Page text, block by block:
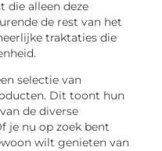
die alleen deze
de rest van het
traktaties die
selectie van
Dit toont hun
de diverse
je nu op zoek bent
wilt genieten van